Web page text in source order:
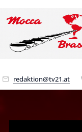
redaktion@tv21.at